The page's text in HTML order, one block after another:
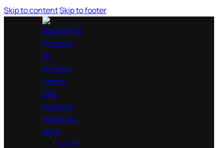
Skip to contentSkip to footer
Αρχική